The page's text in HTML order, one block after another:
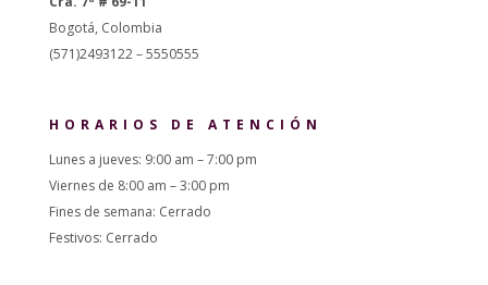
Bogotá, Colombia
(571)2493122 – 5550555
HORARIOS DE ATENCIÓN
Lunes a jueves: 9:00 am – 7:00 pm
Viernes de 8:00 am – 3:00 pm
Fines de semana: Cerrado
Festivos: Cerrado